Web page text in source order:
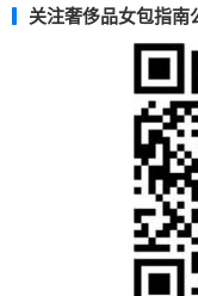
关注奢侈品女包指南